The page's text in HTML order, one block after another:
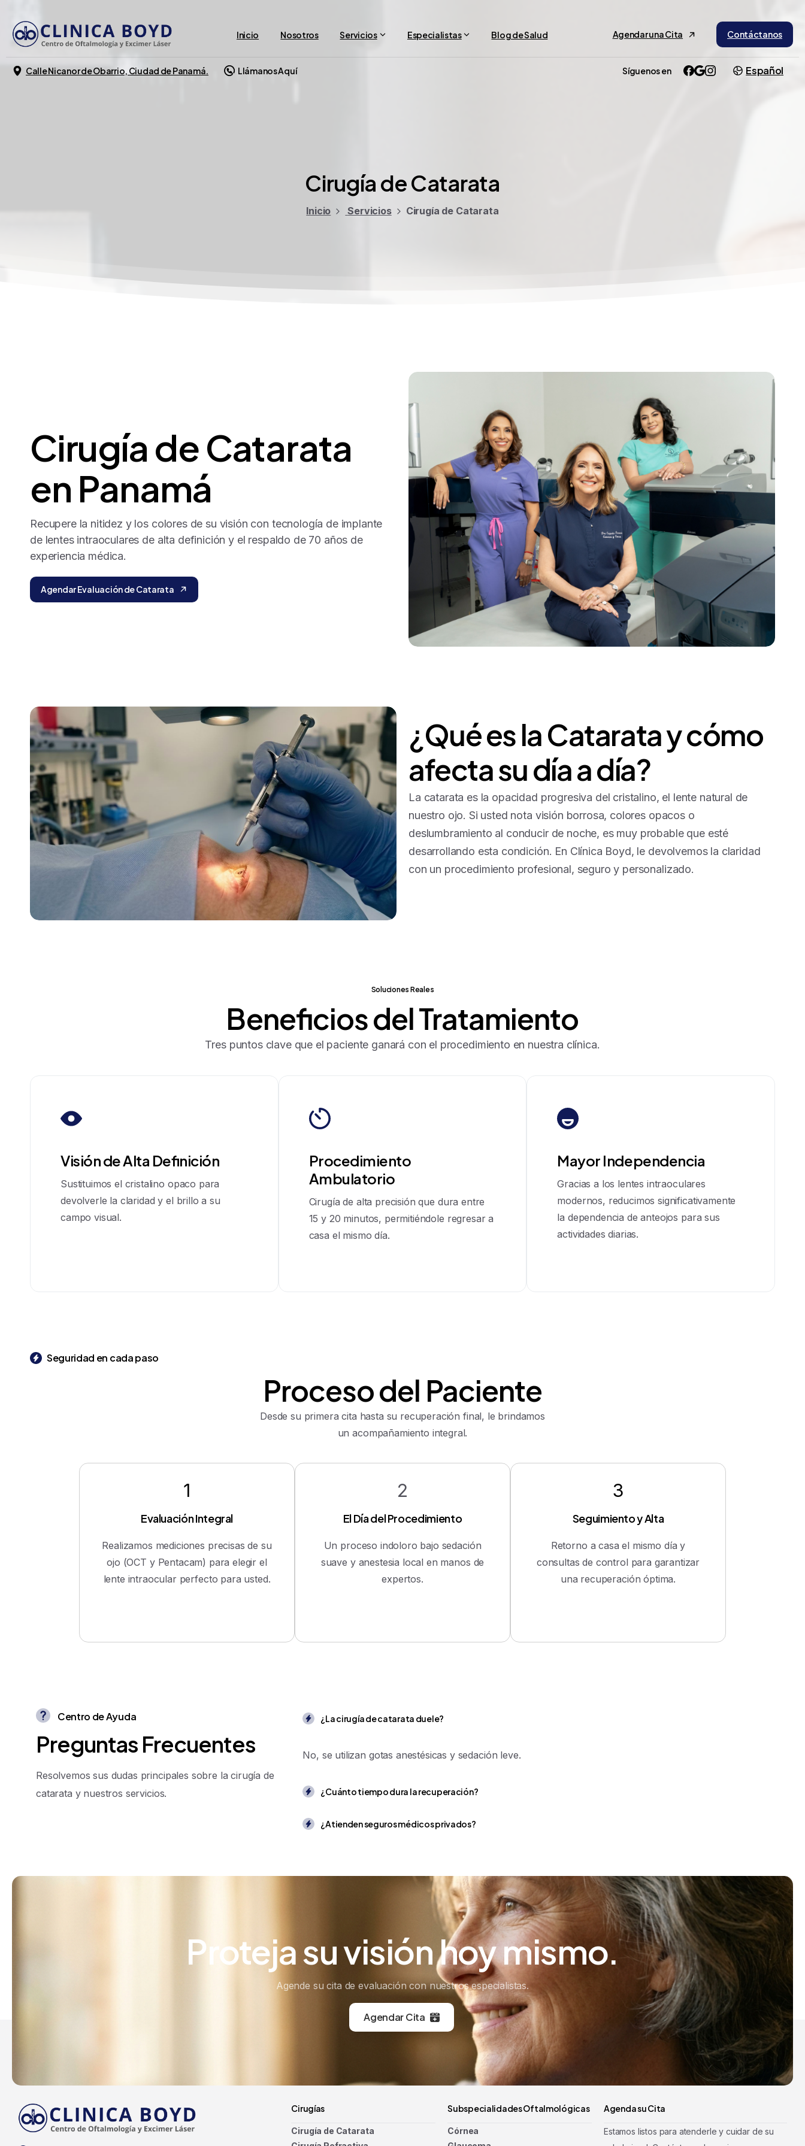
Inicio Nosotros Servicios Especialistas Blog de Salud Agendar una Cita Contáctanos
Calle Nicanor de Obarrio, Ciudad de Panamá. Llámanos Aquí Síguenos en Español
Cirugía deCatarata
Inicio Servicios Cirugía de Catarata
Cirugía deCatarata
en Panamá
Recupere la nitidez y los colores de su visión con tecnología de implante
de lentes intraoculares de alta definición y el respaldo de 70 años de
experiencia médica.
Agendar Evaluación de Catarata
¿QuéeslaCatarataycómo
afectasudíaadía?
La catarata es la opacidad progresiva del cristalino, el lente natural de
nuestro ojo. Si usted nota visión borrosa, colores opacos o
deslumbramiento al conducir de noche, es muy probable que esté
desarrollando esta condición. En Clínica Boyd, le devolvemos la claridad
con un procedimiento profesional, seguro y personalizado.
Soluciones Reales
BeneficiosdelTratamiento
Tres puntos clave que el paciente ganará con el procedimiento en nuestra clínica.
Visión de Alta Definición
Sustituimos el cristalino opaco para
devolverle la claridad y el brillo a su
campo visual.
Procedimiento
Ambulatorio
Cirugía de alta precisión que dura entre
15 y 20 minutos, permitiéndole regresar a
casa el mismo día.
Mayor Independencia
Gracias a los lentes intraoculares
modernos, reducimos significativamente
la dependencia de anteojos para sus
actividades diarias.
Seguridad en cada paso
Procesodel Paciente
Desde su primera cita hasta su recuperación final, le brindamos
un acompañamiento integral.
1
Evaluación Integral
Realizamos mediciones precisas de su
ojo (OCT y Pentacam) para elegir el
lente intraocular perfecto para usted.
2
El Día del Procedimiento
Un proceso indoloro bajo sedación
suave y anestesia local en manos de
expertos.
3
Seguimiento y Alta
Retorno a casa el mismo día y
consultas de control para garantizar
una recuperación óptima.
Centro de Ayuda
Preguntas Frecuentes
Resolvemos sus dudas principales sobre la cirugía de
catarata y nuestros servicios.
¿La cirugía de catarata duele?
No, se utilizan gotas anestésicas y sedación leve.
¿Cuánto tiempo dura la recuperación?
¿Atienden seguros médicos privados?
Protejasuvisiónhoymismo.
Agende su cita de evaluación con nuestros especialistas.
Agendar Cita
Cirugías
Cirugía de Catarata
Subspecialidades Oftalmológicas
Córnea
Agenda su Cita
Estamos listos para atenderle y cuidar de su